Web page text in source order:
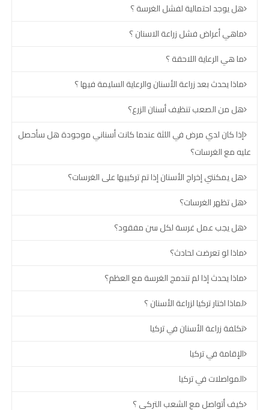
هل يوجد احتمالية لفشل الغرسة ؟
ماهي أعراض فشل زراعة الاسنان ؟
ما هي الرعاية اللاحقة ؟
ماذا يحدث بعد زراعة الأسنان والرعاية السليمة فيها ؟
هل من الصعب تنظيف أسنان الزرع؟
إذا كان لدي مرض في اللثة عندما كانت أسناني موجودة هل سأحصل
عليه مع الغرسات؟
هل يمكنني إخراج الأسنان إذا تم تركيبها على الغرسات؟
هل تظهر الغرسات؟
هل يجب عمل غرسة لكل سن مفقود؟
ماذا لو تعرضت لحادث؟
ماذا يحدث إذا لم تندمج الغرسة مع العظم؟
لماذا اختار تركيا لزراعة الأسنان ؟
تكلفة زراعة الأسنان في تركيا
الإقامة في تركيا
المواصلات في تركيا
كيف أتواصل مع الشعب التركي ؟